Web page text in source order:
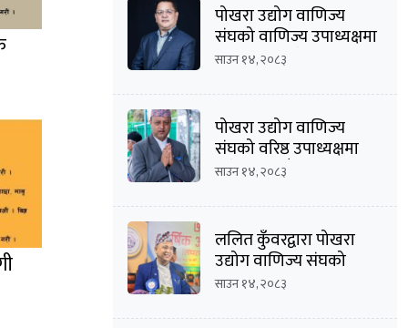
पोखरा उद्योग वाणिज्य
संघको वाणिज्य उपाध्यक्षमा
मनोज कुमार श्रेष्ठको
साउन १४, २०८३
पोखरा उद्योग वाणिज्य
संघको वरिष्ठ उपाध्यक्षमा
दिनेशचन्द्र बाँस्तोलाको
साउन १४, २०८३
ललित कुँवरद्वारा पोखरा
उद्योग वाणिज्य संघको
उद्योग उपाध्यक्ष पदमा
साउन १४, २०८३